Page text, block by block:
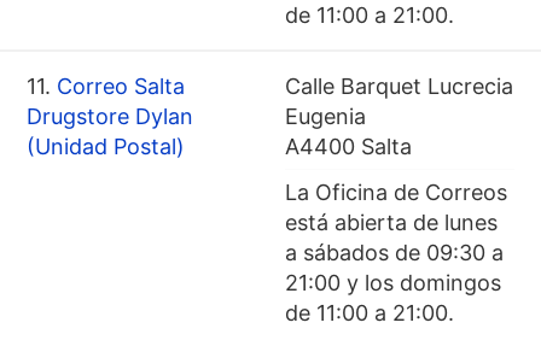
de 11:00 a 21:00.
11. Correo Salta
Drugstore Dylan
(Unidad Postal)
Calle Barquet Lucrecia
Eugenia
A4400 Salta
La Oficina de Correos
está abierta de lunes
a sábados de 09:30 a
21:00 y los domingos
de 11:00 a 21:00.